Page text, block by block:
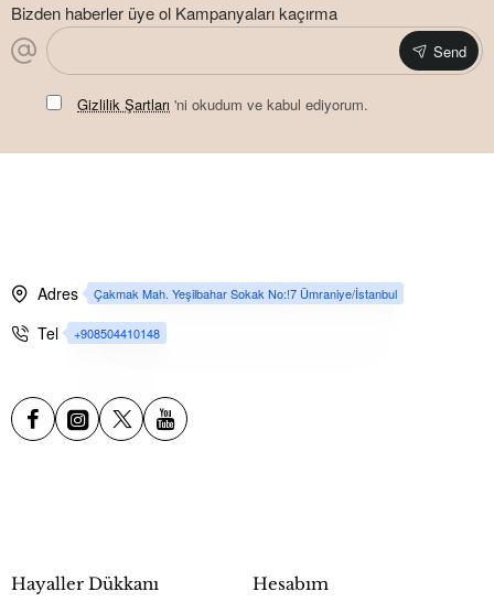
Bizden haberler üye ol Kampanyaları kaçırma
Send
Gizlilik Şartları 'ni okudum ve kabul ediyorum.
Adres Çakmak Mah. Yeşilbahar Sokak No:!7 Ümraniye/İstanbul
Tel +908504410148
Hayaller Dükkanı Hesabım